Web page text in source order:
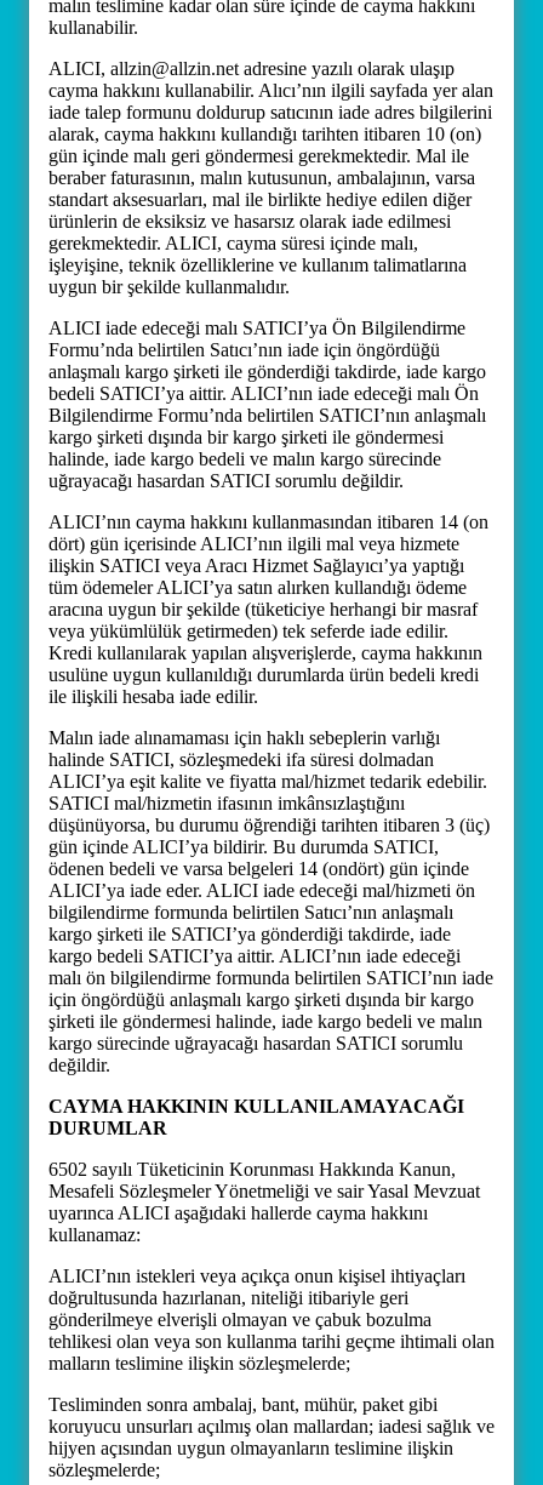
malın teslimine kadar olan süre içinde de cayma hakkını
kullanabilir.
ALICI, allzin@allzin.net adresine yazılı olarak ulaşıp
cayma hakkını kullanabilir. Alıcı’nın ilgili sayfada yer alan
iade talep formunu doldurup satıcının iade adres bilgilerini
alarak, cayma hakkını kullandığı tarihten itibaren 10 (on)
gün içinde malı geri göndermesi gerekmektedir. Mal ile
beraber faturasının, malın kutusunun, ambalajının, varsa
standart aksesuarları, mal ile birlikte hediye edilen diğer
ürünlerin de eksiksiz ve hasarsız olarak iade edilmesi
gerekmektedir. ALICI, cayma süresi içinde malı,
işleyişine, teknik özelliklerine ve kullanım talimatlarına
uygun bir şekilde kullanmalıdır.
ALICI iade edeceği malı SATICI’ya Ön Bilgilendirme
Formu’nda belirtilen Satıcı’nın iade için öngördüğü
anlaşmalı kargo şirketi ile gönderdiği takdirde, iade kargo
bedeli SATICI’ya aittir. ALICI’nın iade edeceği malı Ön
Bilgilendirme Formu’nda belirtilen SATICI’nın anlaşmalı
kargo şirketi dışında bir kargo şirketi ile göndermesi
halinde, iade kargo bedeli ve malın kargo sürecinde
uğrayacağı hasardan SATICI sorumlu değildir.
ALICI’nın cayma hakkını kullanmasından itibaren 14 (on
dört) gün içerisinde ALICI’nın ilgili mal veya hizmete
ilişkin SATICI veya Aracı Hizmet Sağlayıcı’ya yaptığı
tüm ödemeler ALICI’ya satın alırken kullandığı ödeme
aracına uygun bir şekilde (tüketiciye herhangi bir masraf
veya yükümlülük getirmeden) tek seferde iade edilir.
Kredi kullanılarak yapılan alışverişlerde, cayma hakkının
usulüne uygun kullanıldığı durumlarda ürün bedeli kredi
ile ilişkili hesaba iade edilir.
Malın iade alınamaması için haklı sebeplerin varlığı
halinde SATICI, sözleşmedeki ifa süresi dolmadan
ALICI’ya eşit kalite ve fiyatta mal/hizmet tedarik edebilir.
SATICI mal/hizmetin ifasının imkânsızlaştığını
düşünüyorsa, bu durumu öğrendiği tarihten itibaren 3 (üç)
gün içinde ALICI’ya bildirir. Bu durumda SATICI,
ödenen bedeli ve varsa belgeleri 14 (ondört) gün içinde
ALICI’ya iade eder. ALICI iade edeceği mal/hizmeti ön
bilgilendirme formunda belirtilen Satıcı’nın anlaşmalı
kargo şirketi ile SATICI’ya gönderdiği takdirde, iade
kargo bedeli SATICI’ya aittir. ALICI’nın iade edeceği
malı ön bilgilendirme formunda belirtilen SATICI’nın iade
için öngördüğü anlaşmalı kargo şirketi dışında bir kargo
şirketi ile göndermesi halinde, iade kargo bedeli ve malın
kargo sürecinde uğrayacağı hasardan SATICI sorumlu
değildir.
CAYMA HAKKININ KULLANILAMAYACAĞI
DURUMLAR
6502 sayılı Tüketicinin Korunması Hakkında Kanun,
Mesafeli Sözleşmeler Yönetmeliği ve sair Yasal Mevzuat
uyarınca ALICI aşağıdaki hallerde cayma hakkını
kullanamaz:
ALICI’nın istekleri veya açıkça onun kişisel ihtiyaçları
doğrultusunda hazırlanan, niteliği itibariyle geri
gönderilmeye elverişli olmayan ve çabuk bozulma
tehlikesi olan veya son kullanma tarihi geçme ihtimali olan
malların teslimine ilişkin sözleşmelerde;
Tesliminden sonra ambalaj, bant, mühür, paket gibi
koruyucu unsurları açılmış olan mallardan; iadesi sağlık ve
hijyen açısından uygun olmayanların teslimine ilişkin
sözleşmelerde;